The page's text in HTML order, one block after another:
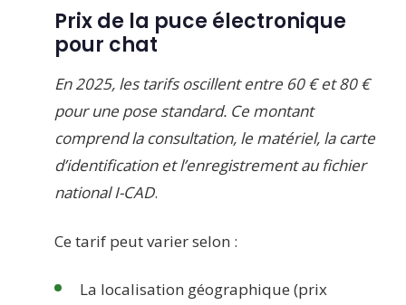
Prix de la puce électronique
pour chat
En 2025, les tarifs oscillent entre 60 € et 80 €
pour une pose standard. Ce montant
comprend la consultation, le matériel, la carte
d’identification et l’enregistrement au fichier
national I-CAD.
Ce tarif peut varier selon :
La localisation géographique (prix